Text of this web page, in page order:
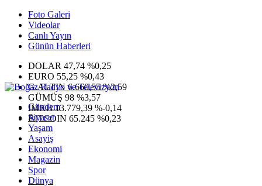
Foto Galeri
Videolar
Canlı Yayın
Günün Haberleri
DOLAR 47,74 %0,25
EURO 55,25 %0,43
G.ALTIN6.660,55 %2,59
GÜMÜŞ 98 %3,57
IMKB13.779,39 %-0,14
BITCOIN 65.245 %0,23
Gündem
Siyaset
Yaşam
Asayiş
Ekonomi
Magazin
Spor
Dünya